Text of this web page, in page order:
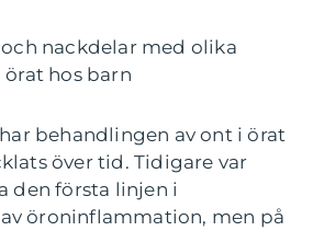
nackdelar med olika
hos barn
behandlingen av ont i örat
över tid. Tidigare var
den första linjen i
öroninflammation, men på